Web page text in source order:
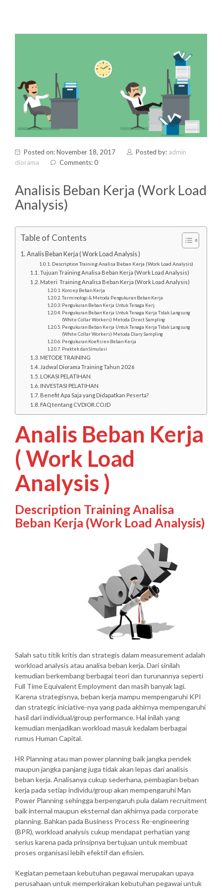
Posted on: November 18, 2017 Posted by: admin
diorama
Comments: 0
Analisis Beban Kerja (Work Load
Analysis)
Table of Contents
Analis Beban Kerja ( Work Load Analysis )
Description Training Analisa Beban Kerja (Work Load Analysis)
Tujuan Training Analisa Beban Kerja (Work Load Analysis)
Materi Training Analisa Beban Kerja (Work Load Analysis)
Konsep Beban Kerja
Terminologi & Metoda Pengukuran Beban Kerja
Pengukuran Beban Kerja Untuk Tenaga Kerj
Pengukuran Beban Kerja Untuk Tenaga Kerja Tidak Langsung
(White Collar Workers) Metoda Direct Sampling
Pengukuran Beban Kerja Untuk Tenaga Kerja Tidak Langsung
(White Collar Workers) Metoda Diary Sampling
Pengukuran Koefisien Beban Kerja
Praktek dan Simulasi
METODE TRAINING
Jadwal Diorama Training Tahun 2026
LOKASI PELATIHAN
INVESTASI PELATIHAN
Benefit Apa Saja yang Didapatkan Peserta?
FAQ tentang CVDIOR.CO.ID
Analis Beban Kerja
( Work Load
Analysis )
Description Training Analisa
Beban Kerja (Work Load Analysis)
Salah satu titik kritis dan strategis dalam measurement adalah
workload analysis atau analisa beban kerja. Dari sinilah
kemudian berkembang berbagai teori dan turunannya seperti
Full Time Equivalent Employment dan masih banyak lagi.
Karena strategisnya, beban kerja mampu mempengaruhi KPI
dan strategic iniciative-nya yang pada akhirnya mempengaruhi
hasil dari individual/group performance. Hal inilah yang
kemudian menjadikan workload masuk kedalam berbagai
rumus Human Capital.
HR Planning atau man power planning baik jangka pendek
maupun jangka panjang juga tidak akan lepas dari analisis
beban kerja. Analisanya cukup sederhana, pembagian beban
kerja pada setiap individu/group akan mempengaruhi Man
Power Planning sehingga berpengaruh pula dalam recruitment
baik internal maupun eksternal dan akhirnya pada corporate
planning. Bahkan pada Business Process Re-engineering
(BPR), workload analysis cukup mendapat perhatian yang
serius karena pada prinsipnya bertujuan untuk membuat
proses organisasi lebih efektif dan efisien.
Kegiatan pemetaan kebutuhan pegawai merupakan upaya
perusahaan untuk memperkirakan kebutuhan pegawai untuk